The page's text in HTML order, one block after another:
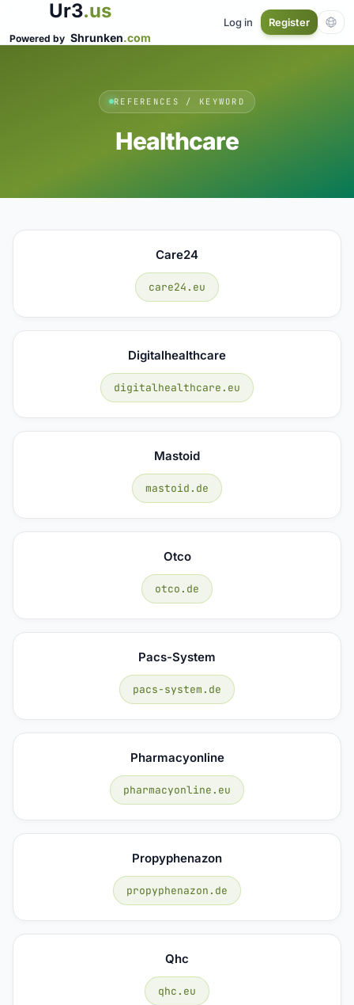
Ur3.us
Powered by Shrunken.com
Log in Register
REFERENCES / KEYWORD
Healthcare
Care24
care24.eu
Digitalhealthcare
digitalhealthcare.eu
Mastoid
mastoid.de
Otco
otco.de
Pacs-System
pacs-system.de
Pharmacyonline
pharmacyonline.eu
Propyphenazon
propyphenazon.de
Qhc
qhc.eu